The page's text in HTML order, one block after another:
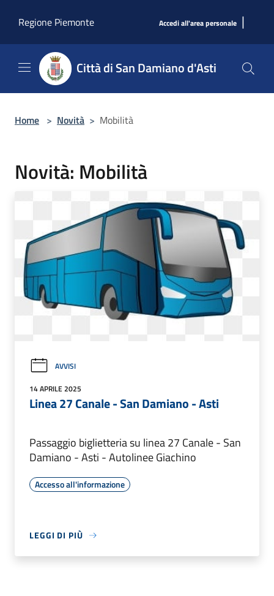
Regione Piemonte
Accedi all'area personale |
Città di San Damiano d'Asti
Home > Novità > Mobilità
Novità: Mobilità
AVVISI
14 APRILE 2025
Linea 27 Canale - San Damiano - Asti
Passaggio biglietteria su linea 27 Canale - San
Damiano - Asti - Autolinee Giachino
Accesso all'informazione
LEGGI DI PIÙ